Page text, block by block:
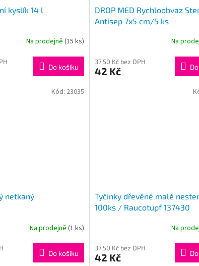
kyslík 14 l
Na prodejně (15 ks)
Do košíku
DROP MED Rychloobvaz
Antisep 7x5 cm/5 ks
Na
37,50 Kč bez DPH
42 Kč
netkaný
Na prodejně (1 ks)
Do košíku
Kód: 23035
Tyčinky dřevěné malé
100ks / Raucotupf 137430
Na
37,50 Kč bez DPH
42 Kč